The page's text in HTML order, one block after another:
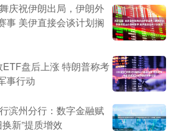
庆祝伊朗出局，伊朗外
事 美伊直接会谈计划搁
盘后上涨 特朗普称考
事行动
滨州分行：数字金融赋
新”提质增效